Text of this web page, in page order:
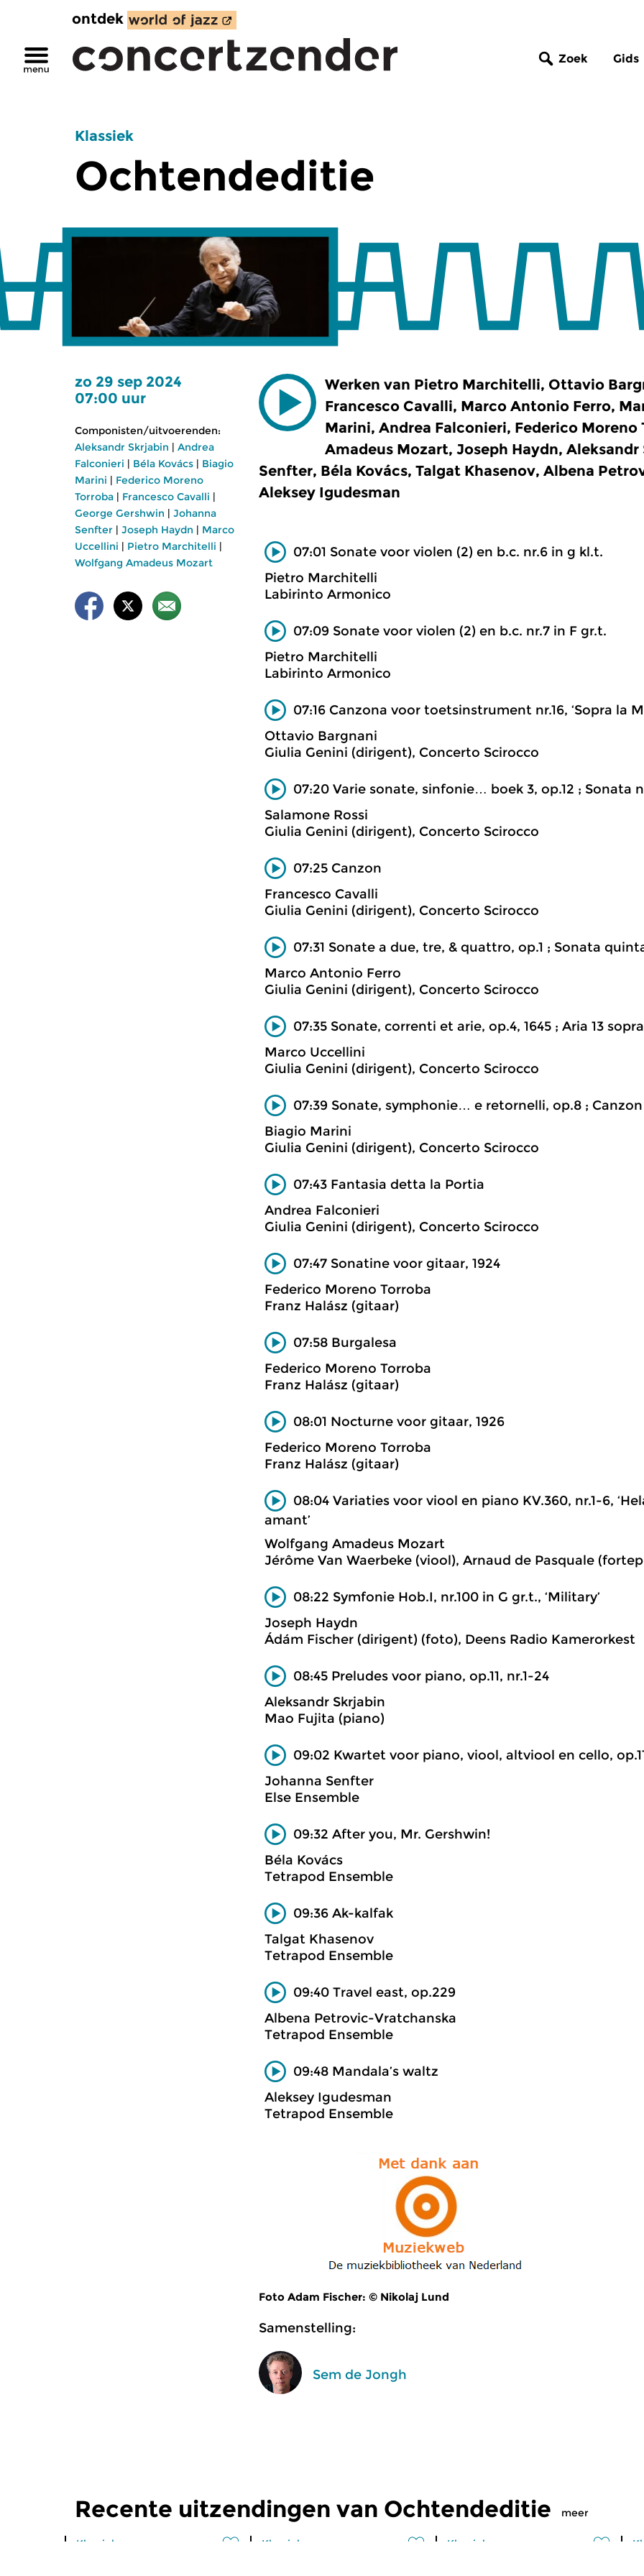
ontdek
Zoek Gids
Klassiek
Ochtendeditie
zo 29 sep 2024
07:00 uur
Componisten/uitvoerenden:
Aleksandr Skrjabin | Andrea
Falconieri | Béla Kovács | Biagio
Marini | Federico Moreno
Torroba | Francesco Cavalli |
George Gershwin | Johanna
Senfter | Joseph Haydn | Marco
Uccellini | Pietro Marchitelli |
Wolfgang Amadeus Mozart
Werken van Pietro Marchitelli, Ottavio
Francesco Cavalli, Marco Antonio Ferro,
Marini, Andrea Falconieri, Federico Moreno
Amadeus Mozart, Joseph Haydn,
Senfter, Béla Kovács, Talgat Khasenov, Albena
Aleksey Igudesman
07:01 Sonate voor violen (2) en b.c. nr.6 in g kl.t.
Pietro Marchitelli
Labirinto Armonico
07:09 Sonate voor violen (2) en b.c. nr.7 in F gr.t.
Pietro Marchitelli
Labirinto Armonico
07:16 Canzona voor toetsinstrument nr.16, ‘Sopra la
Ottavio Bargnani
Giulia Genini (dirigent), Concerto Scirocco
07:20 Varie sonate, sinfonie… boek 3, op.12 ; Sonata
Salamone Rossi
Giulia Genini (dirigent), Concerto Scirocco
07:25 Canzon
Francesco Cavalli
Giulia Genini (dirigent), Concerto Scirocco
07:31 Sonate a due, tre, & quattro, op.1 ; Sonata
Marco Antonio Ferro
Giulia Genini (dirigent), Concerto Scirocco
07:35 Sonate, correnti et arie, op.4, 1645 ; Aria 13
Marco Uccellini
Giulia Genini (dirigent), Concerto Scirocco
07:39 Sonate, symphonie… e retornelli, op.8 ; Canzon
Biagio Marini
Giulia Genini (dirigent), Concerto Scirocco
07:43 Fantasia detta la Portia
Andrea Falconieri
Giulia Genini (dirigent), Concerto Scirocco
07:47 Sonatine voor gitaar, 1924
Federico Moreno Torroba
Franz Halász (gitaar)
07:58 Burgalesa
Federico Moreno Torroba
Franz Halász (gitaar)
08:01 Nocturne voor gitaar, 1926
Federico Moreno Torroba
Franz Halász (gitaar)
08:04 Variaties voor viool en piano KV.360, nr.1-6,
amant’
Wolfgang Amadeus Mozart
Jérôme Van Waerbeke (viool), Arnaud de Pasquale
08:22 Symfonie Hob.I, nr.100 in G gr.t., ‘Military’
Joseph Haydn
Ádám Fischer (dirigent) (foto), Deens Radio Kamerorkest
08:45 Preludes voor piano, op.11, nr.1-24
Aleksandr Skrjabin
Mao Fujita (piano)
09:02 Kwartet voor piano, viool, altviool en cello,
Johanna Senfter
Else Ensemble
09:32 After you, Mr. Gershwin!
Béla Kovács
Tetrapod Ensemble
09:36 Ak-kalfak
Talgat Khasenov
Tetrapod Ensemble
09:40 Travel east, op.229
Albena Petrovic-Vratchanska
Tetrapod Ensemble
09:48 Mandala’s waltz
Aleksey Igudesman
Tetrapod Ensemble
Foto Adam Fischer: © Nikolaj Lund
Samenstelling:
Sem de Jongh
Recente uitzendingen van Ochtendeditie meer
Klassiek Klassiek Klassiek